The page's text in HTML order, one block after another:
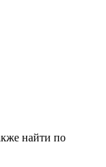
найти по